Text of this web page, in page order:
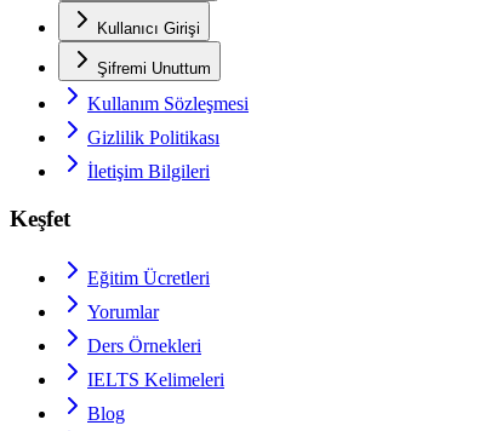
Kullanıcı Girişi
Şifremi Unuttum
Kullanım Sözleşmesi
Gizlilik Politikası
İletişim Bilgileri
Keşfet
Eğitim Ücretleri
Yorumlar
Ders Örnekleri
IELTS Kelimeleri
Blog